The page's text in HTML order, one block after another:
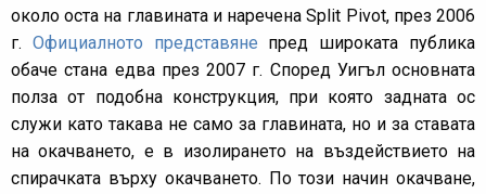
около оста на главината и наречена Split Pivot, през 2006
г. Официалното представяне пред широката публика
обаче стана едва през 2007 г. Според Уигъл основната
полза от подобна конструкция, при която задната ос
служи като такава не само за главината, но и за ставата
на окачването, е в изолирането на въздействието на
спирачката върху окачването. По този начин окачване,